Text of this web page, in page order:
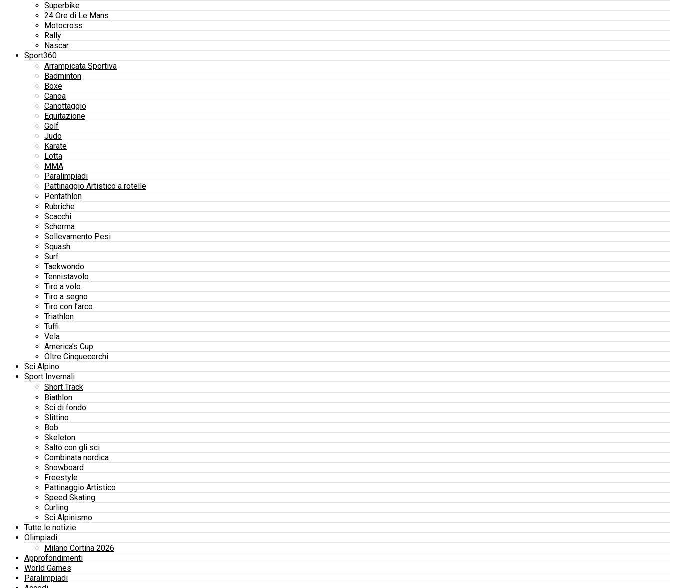
Superbike
24 Ore di Le Mans
Motocross
Rally
Nascar
Sport360
Arrampicata Sportiva
Badminton
Boxe
Canoa
Canottaggio
Equitazione
Golf
Judo
Karate
Lotta
MMA
Paralimpiadi
Pattinaggio Artistico a rotelle
Pentathlon
Rubriche
Scacchi
Scherma
Sollevamento Pesi
Squash
Surf
Taekwondo
Tennistavolo
Tiro a volo
Tiro a segno
Tiro con l’arco
Triathlon
Tuffi
Vela
America’s Cup
Oltre Cinquecerchi
Sci Alpino
Sport Invernali
Short Track
Biathlon
Sci di fondo
Slittino
Bob
Skeleton
Salto con gli sci
Combinata nordica
Snowboard
Freestyle
Pattinaggio Artistico
Speed Skating
Curling
Sci Alpinismo
Tutte le notizie
Olimpiadi
Milano Cortina 2026
Approfondimenti
World Games
Paralimpiadi